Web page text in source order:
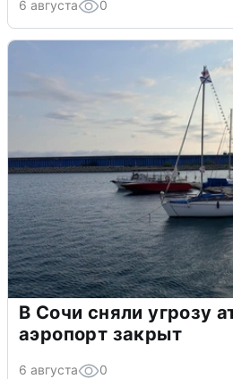
6 августа 0
В Сочи сняли угрозу
аэропорт закрыт
6 августа 0